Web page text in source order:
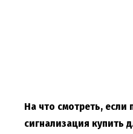
На что смотреть, если
сигнализация купить